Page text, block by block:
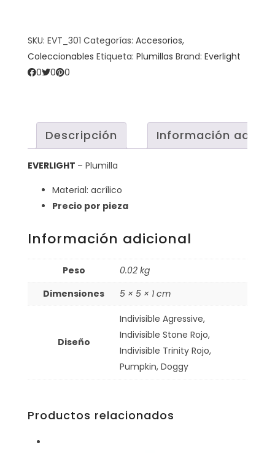
SKU: EVT_301 Categorías: Accesorios,
Coleccionables Etiqueta: Plumillas Brand: Everlight
0
0 0
Descripción Información
EVERLIGHT – Plumilla
Material: acrílico
Precio por pieza
Información adicional
Peso
0.02 kg
Dimensiones
5 × 5 × 1 cm
Diseño
Indivisible Agressive,
Indivisible Stone Rojo,
Indivisible Trinity Rojo,
Pumpkin, Doggy
Productos relacionados